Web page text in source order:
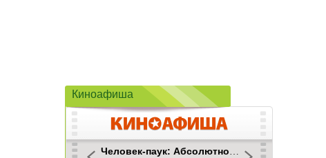
Киноафиша